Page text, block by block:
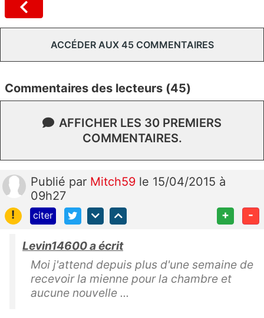
ACCÉDER AUX 45 COMMENTAIRES
Commentaires des lecteurs (45)
AFFICHER LES 30 PREMIERS
COMMENTAIRES.
Publié par Mitch59 le 15/04/2015 à
09h27
!
citer + -
Levin14600 a écrit
Moi j'attend depuis plus d'une semaine de
recevoir la mienne pour la chambre et
aucune nouvelle ...